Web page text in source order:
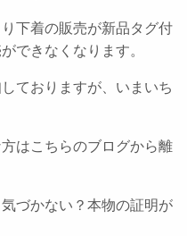
下着の販売が新品タグ付
できなくなります。
ておりますが、いまいち
はこちらのブログから離
づかない？本物の証明が